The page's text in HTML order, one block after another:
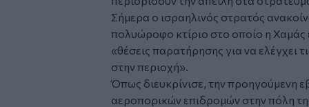
Σήμερα ο ισραηλινός στρατός
πολυώροφο κτίριο στο οποίο η Χαμάς
«θέσεις παρατήρησης για να ελέγχει
στην περιοχή».
Όπως διευκρίνισε, την προηγούμενη
αεροπορικών επιδρομών στην πόλη